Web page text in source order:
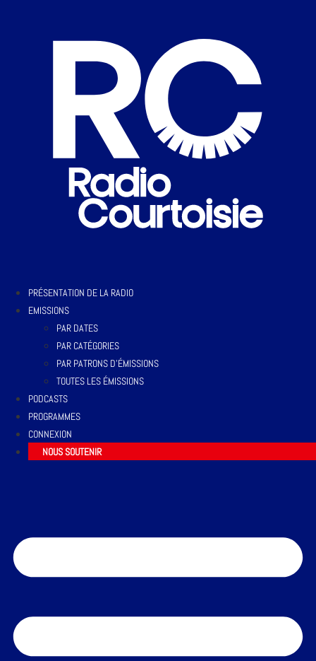
PRÉSENTATION DE LA RADIO
EMISSIONS
PAR DATES
PAR CATÉGORIES
PAR PATRONS D’ÉMISSIONS
TOUTES LES ÉMISSIONS
PODCASTS
PROGRAMMES
CONNEXION
NOUS SOUTENIR